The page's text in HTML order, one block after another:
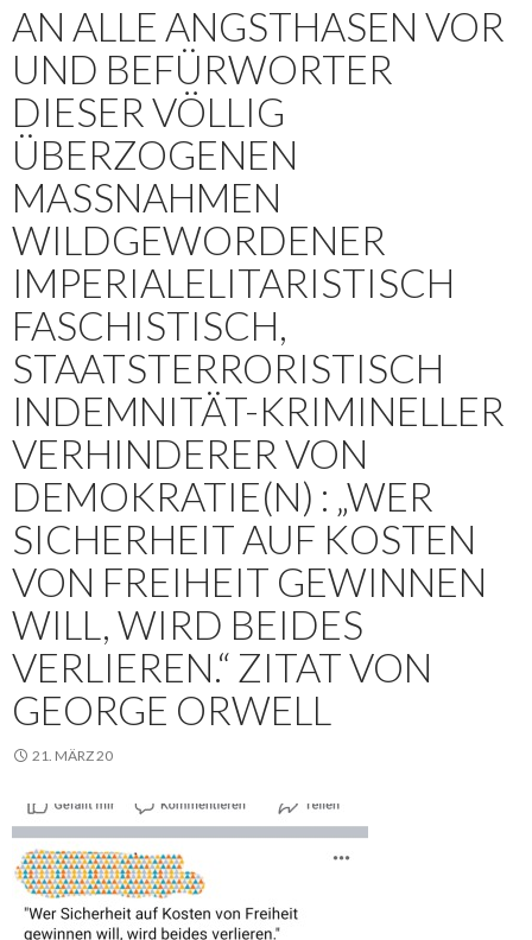
AN ALLE ANGSTHASEN VOR
UND BEFÜRWORTER
DIESER VÖLLIG
ÜBERZOGENEN
MASSNAHMEN W
ILDGEWORDENER I
MPERIALELITARISTISCH F
ASCHISTISCH, S
TAATSTERRORISTISCH I
NDEMNITÄT-KRIMINELLER V
ERHINDERER VON D
EMOKRATIE(N) : „WER S
ICHERHEIT AUF KOSTEN V
ON FREIHEIT GEWINNEN W
ILL, WIRD BEIDES V
ERLIEREN.“ ZITAT VON G
EORGE ORWELL
21. MÄRZ 20